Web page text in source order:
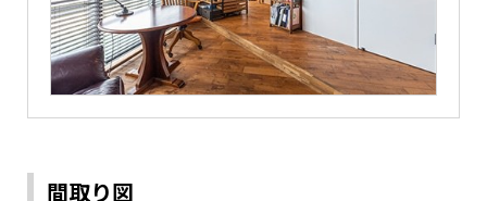
間取り図